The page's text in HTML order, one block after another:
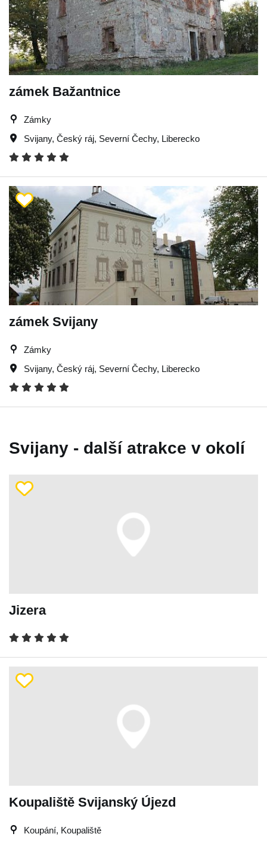
zámek Bažantnice
Zámky
Svijany, Český ráj, Severní Čechy, Liberecko
zámek Svijany
Zámky
Svijany, Český ráj, Severní Čechy, Liberecko
Svijany - další atrakce v okolí
Jizera
Koupaliště Svijanský Újezd
Koupání, Koupaliště